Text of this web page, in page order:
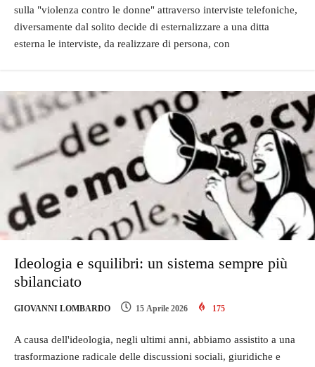
sulla "violenza contro le donne" attraverso interviste telefoniche,
diversamente dal solito decide di esternalizzare a una ditta
esterna le interviste, da realizzare di persona, con
Ideologia e squilibri: un sistema sempre più
sbilanciato
GIOVANNI LOMBARDO 15 Aprile 2026 175
A causa dell'ideologia, negli ultimi anni, abbiamo assistito a una
trasformazione radicale delle discussioni sociali, giuridiche e